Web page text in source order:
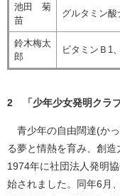
池田 菊
苗
グルタミン酸
鈴木梅太
郎
ビタミンＢ1
2 「少年少女発明クラ
青少年の自由闊達(か
る夢と情熱を育み、創造
1974年に社団法人発明
始されました。同年6月